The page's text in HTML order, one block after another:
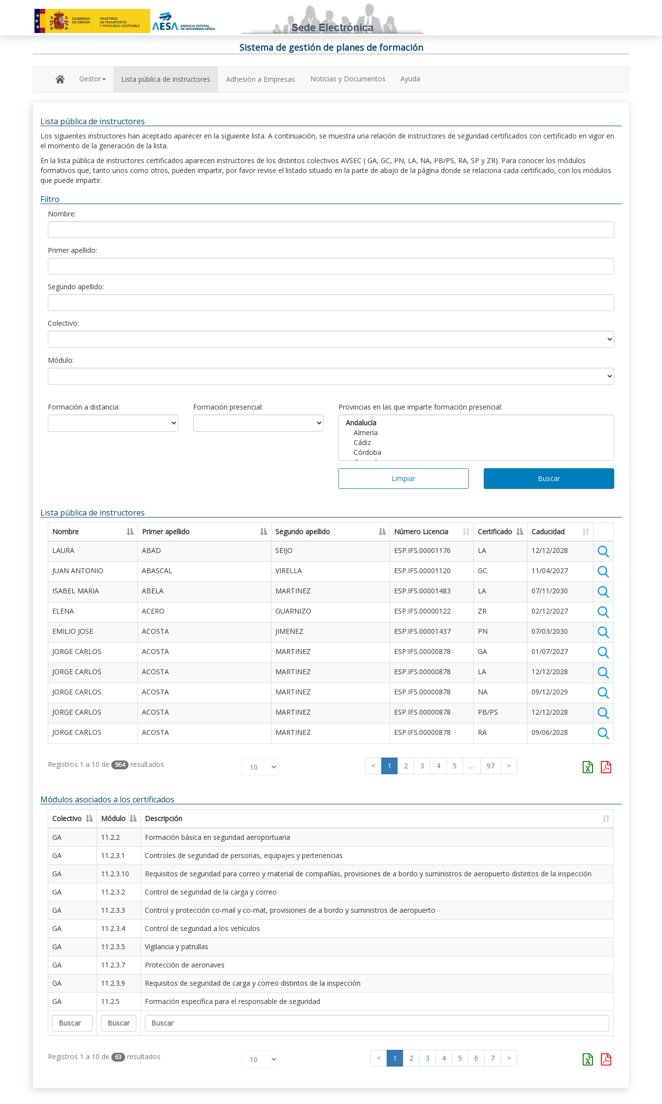
Sistema de gestión de planes de formación
Gestor Lista pública de instructores Adhesión a Empresas Noticias y Documentos Ayuda
Lista pública de instructores
Los siguientes instructores han aceptado aparecer en la siguiente lista. A continuación, se muestra una relación de instructores de seguridad certificados con certificado en vigor en
el momento de la generación de la lista.
En la lista pública de instructores certificados aparecen instructores de los distintos colectivos AVSEC ( GA, GC, PN, LA, NA, PB/PS, RA, SP y ZR). Para conocer los módulos
formativos que, tanto unos como otros, pueden impartir, por favor revise el listado situado en la parte de abajo de la página donde se relaciona cada certificado, con los módulos
que puede impartir.
Filtro
Nombre:
Primer apellido:
Segundo apellido:
Colectivo:
Módulo:
Formación a distancia: Formación presencial: Provincias en las que imparte formación presencial:
Limpiar Buscar
Lista pública de instructores
Nombre Primer apellido Segundo apellido Número Licencia Certificado
Caducidad
LAURA
ABAD SEIJO ESP.IFS.00001176 LA 12/12/2028
JUAN ANTONIO ABASCAL VIRELLA ESP.IFS.00001120 GC 11/04/2027
ISABEL MARIA ABELA MARTINEZ ESP.IFS.00001483 LA 07/11/2030
ELENA ACERO GUARNIZO ESP.IFS.00000122 ZR 02/12/2027
EMILIO JOSE ACOSTA JIMENEZ ESP.IFS.00001437 PN 07/03/2030
JORGE CARLOS ACOSTA MARTINEZ ESP.IFS.00000878 GA 01/07/2027
JORGE CARLOS ACOSTA MARTINEZ ESP.IFS.00000878 LA 12/12/2028
JORGE CARLOS ACOSTA MARTINEZ ESP.IFS.00000878 NA 09/12/2029
JORGE CARLOS ACOSTA MARTINEZ ESP.IFS.00000878 PB/PS 12/12/2028
JORGE CARLOS ACOSTA MARTINEZ ESP.IFS.00000878 RA 09/06/2028
Registros 1 a 10 de 964 resultados < 1 2 3 4 5 … 97 >
Módulos asociados a los certificados
Colectivo Módulo
Descripción
GA
11.2.2
Formación básica en seguridad aeroportuaria
GA
11.2.3.1
Controles de seguridad de personas, equipajes y pertenencias
GA
11.2.3.10
Requisitos de seguridad para correo y material de compañías, provisiones de a bordo y suministros de aeropuerto distintos de la inspección
GA
11.2.3.2
Control de seguridad de la carga y correo
GA
11.2.3.3
Control y protección co-mail y co-mat, provisiones de a bordo y suministros de aeropuerto
GA
11.2.3.4
Control de seguridad a los vehículos
GA
11.2.3.5
Vigilancia y patrullas
GA
11.2.3.7
Protección de aeronaves
GA
11.2.3.9
Requisitos de seguridad de carga y correo distintos de la inspección
GA
11.2.5 Formación específica para el responsable de seguridad
Registros 1 a 10 de 63 resultados < 1 2 3 4 5 6 7 >